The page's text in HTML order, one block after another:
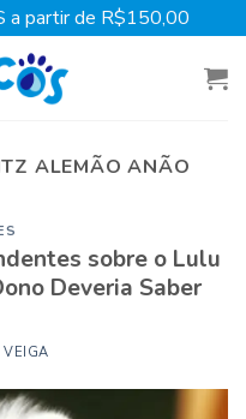
a partir de R$150,00
ALEMÃO ANÃO
sobre o Lulu
Deveria Saber
VEIGA